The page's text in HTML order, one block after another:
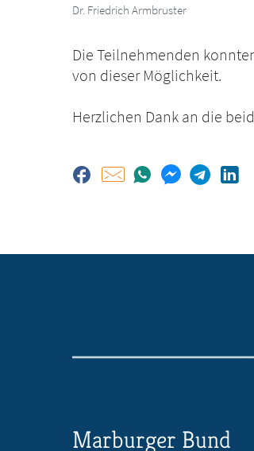
Dr. Friedrich Armbruster
Die Teilnehmenden
von dieser Möglichkeit.
Herzlichen Dank an die
Marburger Bund